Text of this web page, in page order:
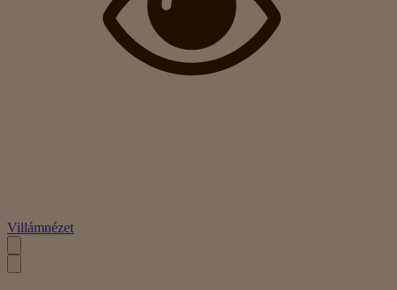
Villámnézet